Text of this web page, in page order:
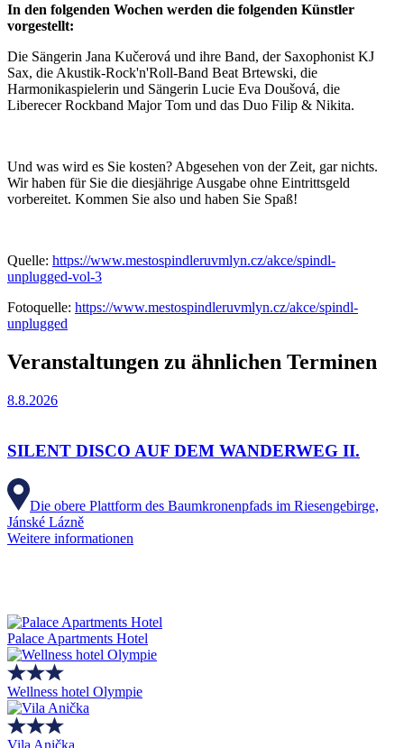
In den folgenden Wochen werden die folgenden Künstler
vorgestellt:
Die Sängerin Jana Kučerová und ihre Band, der Saxophonist KJ
Sax, die Akustik-Rock'n'Roll-Band Beat Brtewski, die
Harmonikaspielerin und Sängerin Lucie Eva Doušová, die
Liberecer Rockband Major Tom und das Duo Filip & Nikita.
Und was wird es Sie kosten? Abgesehen von der Zeit, gar nichts.
Wir haben für Sie die diesjährige Ausgabe ohne Eintrittsgeld
vorbereitet. Kommen Sie also und haben Sie Spaß!
Quelle: https://www.mestospindleruvmlyn.cz/akce/spindl-
unplugged-vol-3
Fotoquelle: https://www.mestospindleruvmlyn.cz/akce/spindl-
unplugged
Veranstaltungen zu ähnlichen Terminen
8.8.2026
SILENT DISCO AUF DEM WANDERWEG II.
Die obere Plattform des Baumkronenpfads im Riesengebirge,
Jánské Lázně
Weitere informationen
Palace Apartments Hotel
Wellness hotel Olympie
Vila Anička